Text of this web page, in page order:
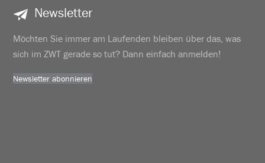
Newsletter
Möchten Sie immer am Laufenden bleiben über das, was
sich im ZWT gerade so tut? Dann einfach anmelden!
Newsletter abonnieren